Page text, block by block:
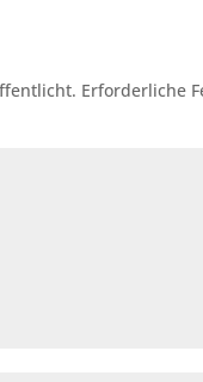
Erforderliche